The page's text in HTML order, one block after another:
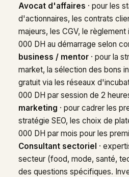
Avocat d'affaires · pour les
d'actionnaires, les contrats
majeurs, les CGV, le règlement
000 DH au démarrage selon
business / mentor · pour la
market, la sélection des bons
gratuit via les réseaux
000 DH par session de 2
marketing · pour cadrer les
stratégie SEO, les choix de
000 DH par mois pour les
Consultant sectoriel ·
secteur (food, mode, santé,
des questions spécifiques.